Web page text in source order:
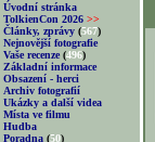
Úvodní stránka
TolkienCon 2026 >>
Články, zprávy (567)
Nejnovější fotografie
Vaše recenze (496)
Základní informace
Obsazení - herci
Archiv fotografií
Ukázky a další videa
Místa ve filmu
Hudba
Poradna (50)